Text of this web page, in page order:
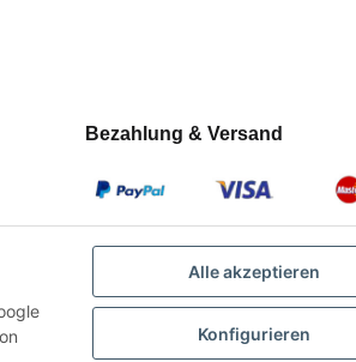
Bezahlung & Versand
Alle akzeptieren
Konfigurieren